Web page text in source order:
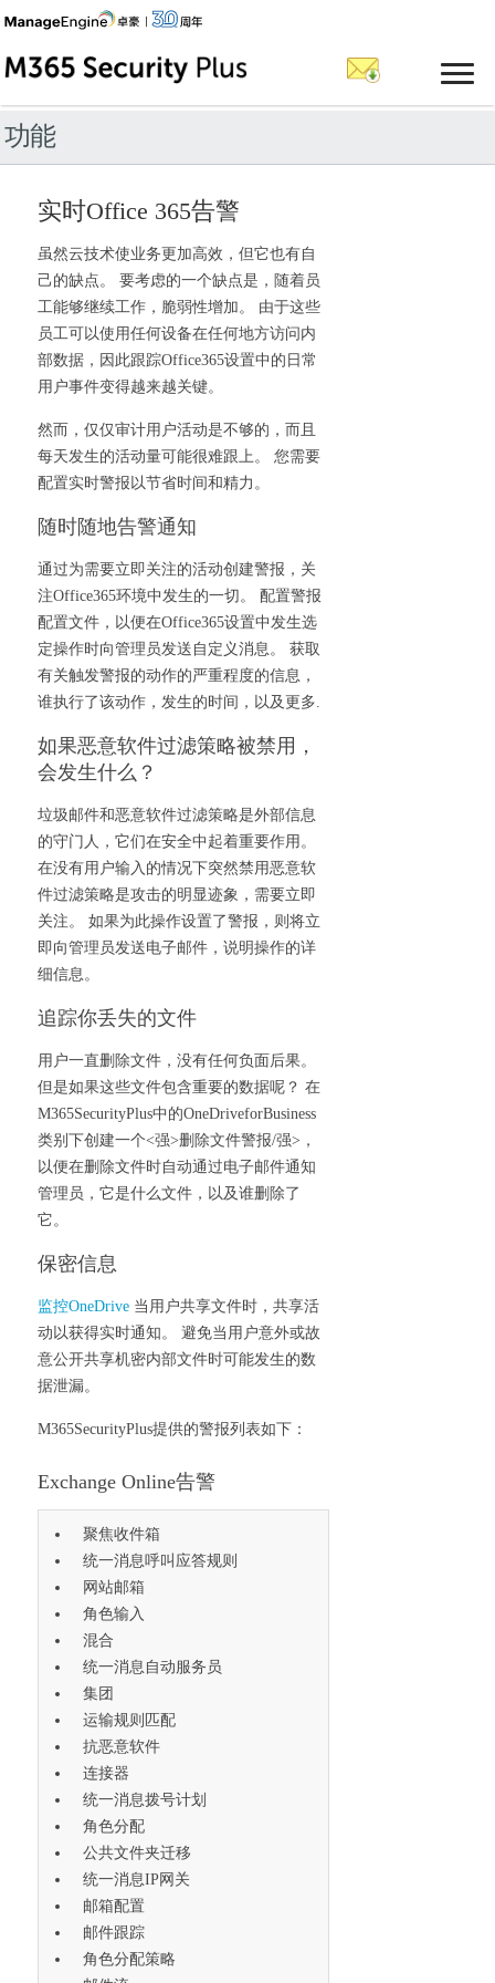
功能
实时Office 365告警
虽然云技术使业务更加高效，但它也有自
己的缺点。 要考虑的一个缺点是，随着员
工能够继续工作，脆弱性增加。 由于这些
员工可以使用任何设备在任何地方访问内
部数据，因此跟踪Office365设置中的日常
用户事件变得越来越关键。
然而，仅仅审计用户活动是不够的，而且
每天发生的活动量可能很难跟上。 您需要
配置实时警报以节省时间和精力。
随时随地告警通知
通过为需要立即关注的活动创建警报，关
注Office365环境中发生的一切。 配置警报
配置文件，以便在Office365设置中发生选
定操作时向管理员发送自定义消息。 获取
有关触发警报的动作的严重程度的信息，
谁执行了该动作，发生的时间，以及更多.
如果恶意软件过滤策略被禁用，
会发生什么？
垃圾邮件和恶意软件过滤策略是外部信息
的守门人，它们在安全中起着重要作用。
在没有用户输入的情况下突然禁用恶意软
件过滤策略是攻击的明显迹象，需要立即
关注。 如果为此操作设置了警报，则将立
即向管理员发送电子邮件，说明操作的详
细信息。
追踪你丢失的文件
用户一直删除文件，没有任何负面后果。
但是如果这些文件包含重要的数据呢？ 在
M365SecurityPlus中的OneDriveforBusiness
类别下创建一个<强>删除文件警报/强>，
以便在删除文件时自动通过电子邮件通知
管理员，它是什么文件，以及谁删除了
它。
保密信息
监控OneDrive当用户共享文件时，共享活
动以获得实时通知。 避免当用户意外或故
意公开共享机密内部文件时可能发生的数
据泄漏。
M365SecurityPlus提供的警报列表如下：
Exchange Online告警
聚焦收件箱
统一消息呼叫应答规则
网站邮箱
角色输入
混合
统一消息自动服务员
集团
运输规则匹配
抗恶意软件
连接器
统一消息拨号计划
角色分配
公共文件夹迁移
统一消息IP网关
邮箱配置
邮件跟踪
角色分配策略